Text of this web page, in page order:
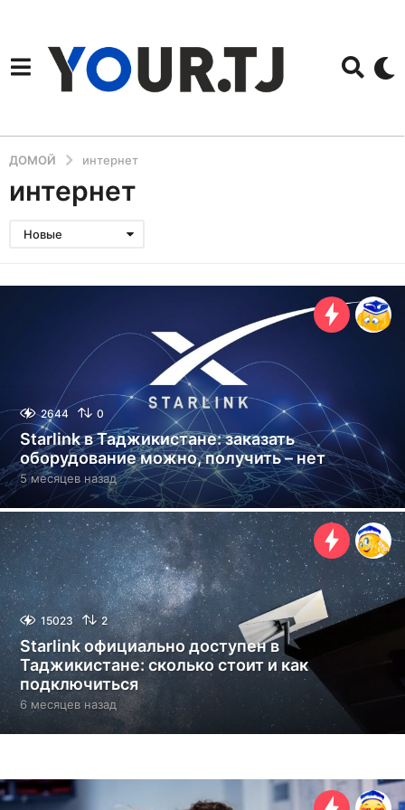
ДОМОЙ интернет
интернет
Новые
2644 0
Starlink в Таджикистане: заказать
оборудование можно, получить – нет
5 месяцев назад5
м
е
с
я
ц
е
в
н
а
з
а
д
15023 2
Starlink официально доступен в
Таджикистане: сколько стоит и как
подключиться
6 месяцев назад 6
м
е